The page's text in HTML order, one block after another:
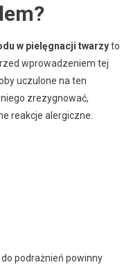
w pielęgnacji twarzyto
wprowadzeniem tej
uczulone na ten
zrezygnować,
reakcje alergiczne.
podrażnień powinny